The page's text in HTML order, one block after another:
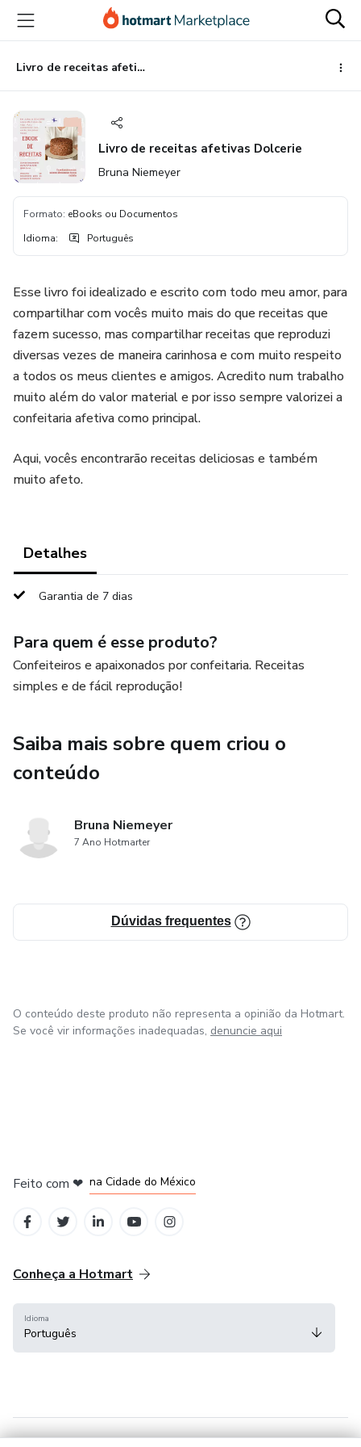
para
conteúdo
principal
para
pagamento
para
rodapé
Livro de receitas afetivas Dolcerie
Livro de receitas afetivas Dolcerie
Bruna Niemeyer
Formato: eBooks ou Documentos
Idioma: Português
Esse livro foi idealizado e escrito com todo meu amor, para
compartilhar com vocês muito mais do que receitas que
fazem sucesso, mas compartilhar receitas que reproduzi
diversas vezes de maneira carinhosa e com muito respeito
a todos os meus clientes e amigos. Acredito num trabalho
muito além do valor material e por isso sempre valorizei a
confeitaria afetiva como principal.
Aqui, vocês encontrarão receitas deliciosas e também
muito afeto.
Detalhes
Garantia de 7 dias
Para quem é esse produto?
Confeiteiros e apaixonados por confeitaria. Receitas
simples e de fácil reprodução!
Saiba mais sobre quem criou o
conteúdo
Bruna Niemeyer
7 Ano Hotmarter
Dúvidas frequentes
O conteúdo deste produto não representa a opinião da Hotmart.
Se você vir informações inadequadas, denuncie aqui
Feito com ❤ na Cidade do México
Conheça a Hotmart
Idioma
Português